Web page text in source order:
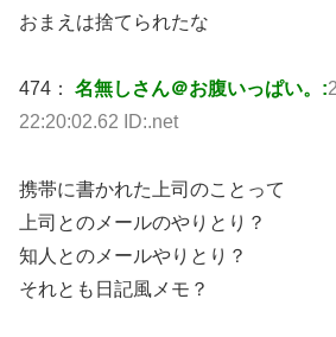
おまえは捨てられたな
474： 名無しさん＠お腹いっぱい。:
22:20:02.62 ID:.net
携帯に書かれた上司のことって
上司とのメールのやりとり？
知人とのメールやりとり？
それとも日記風メモ？